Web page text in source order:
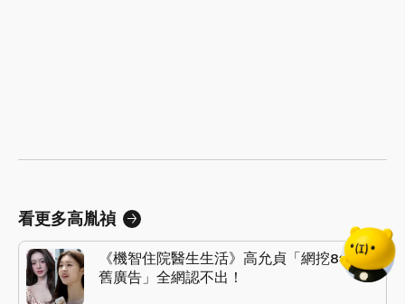
看更多高胤禎
《機智住院醫生生活》高允貞「網挖8年前
舊廣告」全網認不出！